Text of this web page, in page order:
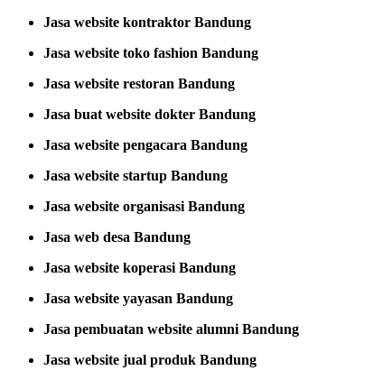
Jasa website kontraktor Bandung
Jasa website toko fashion Bandung
Jasa website restoran Bandung
Jasa buat website dokter Bandung
Jasa website pengacara Bandung
Jasa website startup Bandung
Jasa website organisasi Bandung
Jasa web desa Bandung
Jasa website koperasi Bandung
Jasa website yayasan Bandung
Jasa pembuatan website alumni Bandung
Jasa website jual produk Bandung